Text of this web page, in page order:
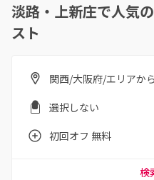
淡路・上新庄で人気
スト
関西/大阪府/エリアか
選択しない
初回オフ 無料
検